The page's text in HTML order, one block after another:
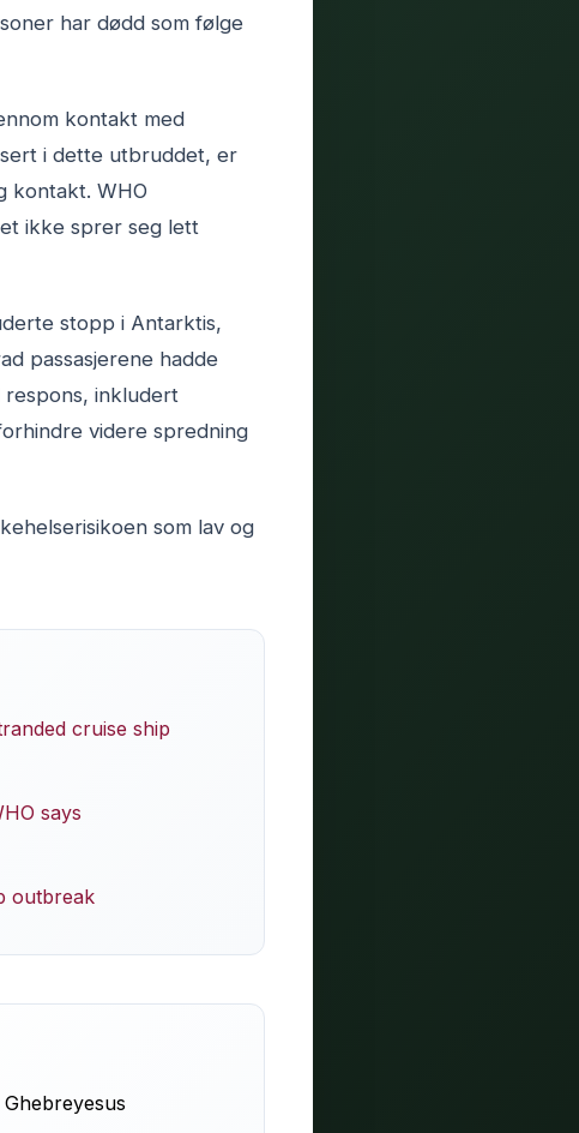
har dødd som følge
kontakt med
i dette utbruddet, er
kontakt. WHO
ikke sprer seg lett
stopp i Antarktis,
passasjerene hadde
respons, inkludert
videre spredning
som lav og
cruise ship
says
outbreak